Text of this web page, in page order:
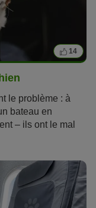
14
le problème : à
bateau en
– ils ont le mal
utiles sur le mal